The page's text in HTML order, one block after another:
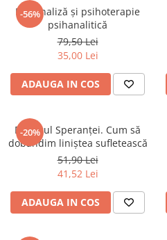
Drept/Legislație
Gastronomie
Istorie
Istorie/Critica
Jurnale/Memorii
Manuale scolare/Cursuri
Medicină
Poezie
-56%
Psihanaliză și psihoterapie
psihanalitică
79,50 Lei
35,00 Lei
ADAUGA IN COS
-20%
Dialogul Speranței. Cum să
dobândim liniștea sufletească
51,90 Lei
41,52 Lei
ADAUGA IN COS